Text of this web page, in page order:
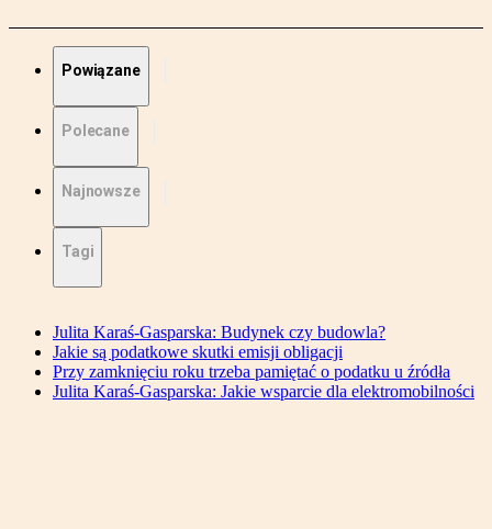
Powiązane
Polecane
Najnowsze
Tagi
Julita Karaś-Gasparska: Budynek czy budowla?
Jakie są podatkowe skutki emisji obligacji
Przy zamknięciu roku trzeba pamiętać o podatku u źródła
Julita Karaś-Gasparska: Jakie wsparcie dla elektromobilności